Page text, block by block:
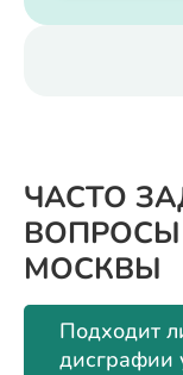
ЧАСТО
МОСКВЫ
Подходит
дисграфии